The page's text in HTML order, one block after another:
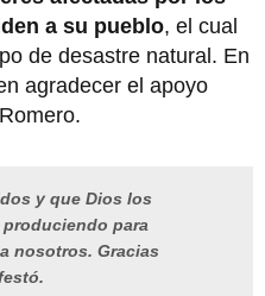
a su pueblo, el cual
de desastre natural. En
agradecer el apoyo
y que Dios los
para
nosotros. Gracias